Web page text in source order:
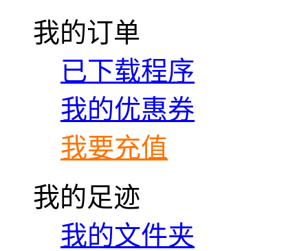
我的订单
已下载程序
我的优惠券
我要充值
我的足迹
我的文件夹